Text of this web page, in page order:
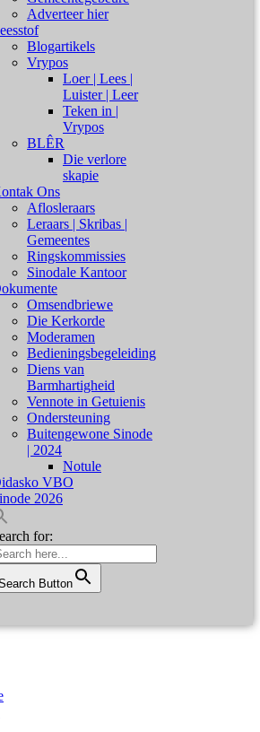
Adverteer hier
Blogartikels
Vrypos
Loer | Lees |
Luister | Leer
Teken in |
Vrypos
BLÊR
Die verlore
skapie
Ons
Aflosleraars
Leraars | Skribas |
Gemeentes
Ringskommissies
Sinodale Kantoor
Omsendbriewe
Die Kerkorde
Moderamen
Bedieningsbegeleiding
Diens van
Barmhartigheid
Vennote in Getuienis
Ondersteuning
Buitengewone Sinode
| 2024
Notule
VBO
2026
for:
Button